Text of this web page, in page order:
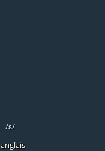
/ɛ/
anglais